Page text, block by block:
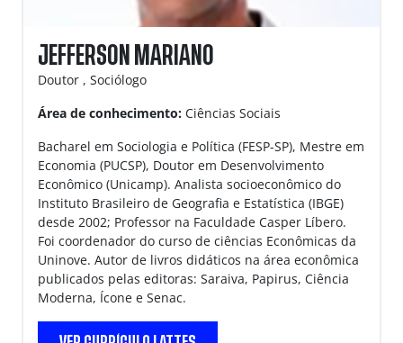
JEFFERSON MARIANO
Doutor , Sociólogo
Área de conhecimento: Ciências Sociais
Bacharel em Sociologia e Política (FESP-SP), Mestre em
Economia (PUCSP), Doutor em Desenvolvimento
Econômico (Unicamp). Analista socioeconômico do
Instituto Brasileiro de Geografia e Estatística (IBGE)
desde 2002; Professor na Faculdade Casper Líbero.
Foi coordenador do curso de ciências Econômicas da
Uninove. Autor de livros didáticos na área econômica
publicados pelas editoras: Saraiva, Papirus, Ciência
Moderna, Ícone e Senac.